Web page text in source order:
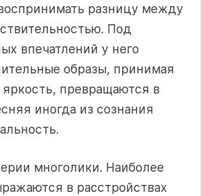
разницу между
Под
впечатлений у него
образы, принимая
яркость, превращаются в
иногда из сознания
многолики. Наиболее
в расстройствах